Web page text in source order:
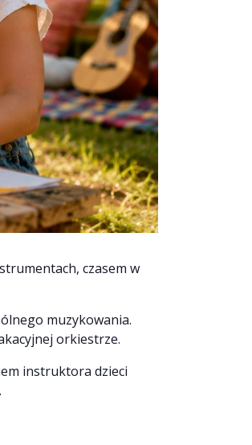
czasem w
muzykowania.
orkiestrze.
instruktora dzieci